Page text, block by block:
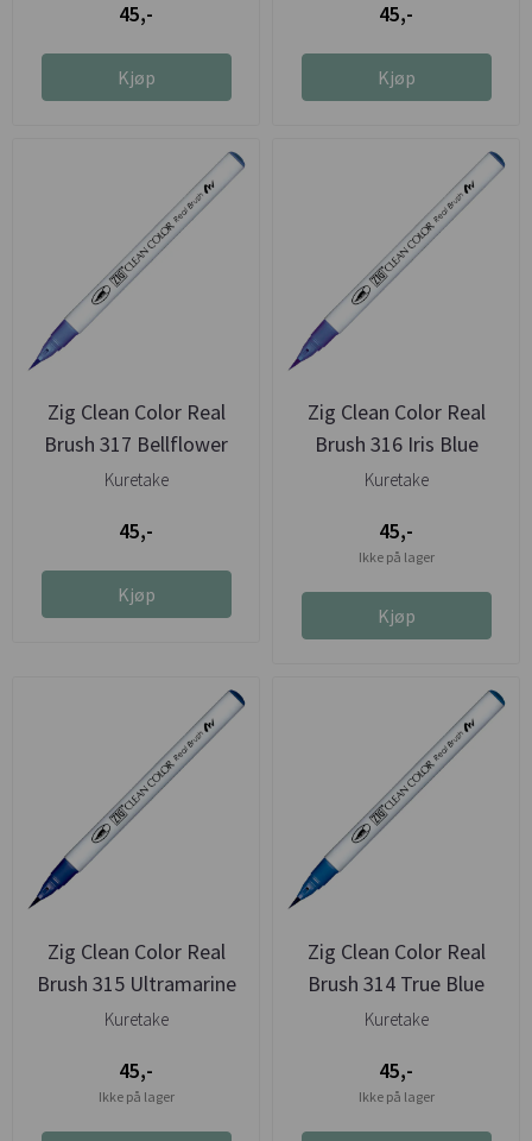
45,-
Kjøp
45,-
Kjøp
Zig Clean Color Real
Brush 317 Bellflower
Kuretake
45,-
Kjøp
Zig Clean Color Real
Brush 316 Iris Blue
Kuretake
45,-
Ikke på lager
Kjøp
Zig Clean Color Real
Brush 315 Ultramarine
Blue
Kuretake
45,-
Ikke på lager
Zig Clean Color Real
Brush 314 True Blue
Kuretake
45,-
Ikke på lager